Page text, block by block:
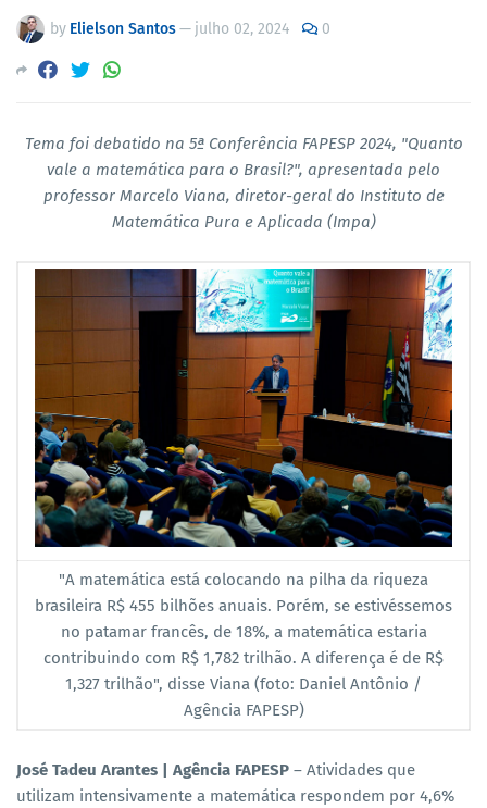
by Elielson Santos— julho 02, 2024 0
Tema foi debatido na 5ª Conferência FAPESP 2024, "Quanto
vale a matemática para o Brasil?", apresentada pelo
professor Marcelo Viana, diretor-geral do Instituto de
Matemática Pura e Aplicada (Impa)
"A matemática está colocando na pilha da riqueza
brasileira R$ 455 bilhões anuais. Porém, se estivéssemos
no patamar francês, de 18%, a matemática estaria
contribuindo com R$ 1,782 trilhão. A diferença é de R$
1,327 trilhão", disse Viana (foto: Daniel Antônio /
Agência FAPESP)
José Tadeu Arantes | Agência FAPESP – Atividades que
utilizam intensivamente a matemática respondem por 4,6%